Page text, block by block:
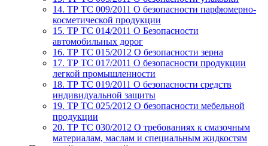
14. ТР ТС 009/2011 О безопасности парфюмерно-
косметической продукции
15. ТР ТС 014/2011 О Безопасности
автомобильных дорог
16. ТР ТС 015/2012 О безопасности зерна
17. ТР ТС 017/2011 О безопасности продукции
легкой промышленности
18. ТР ТС 019/2011 О безопасности средств
индивидуальной защиты
19. ТР ТС 025/2012 О безопасности мебельной
продукции
20. ТР ТС 030/2012 О требованиях к смазочным
материалам, маслам и специальным жидкостям